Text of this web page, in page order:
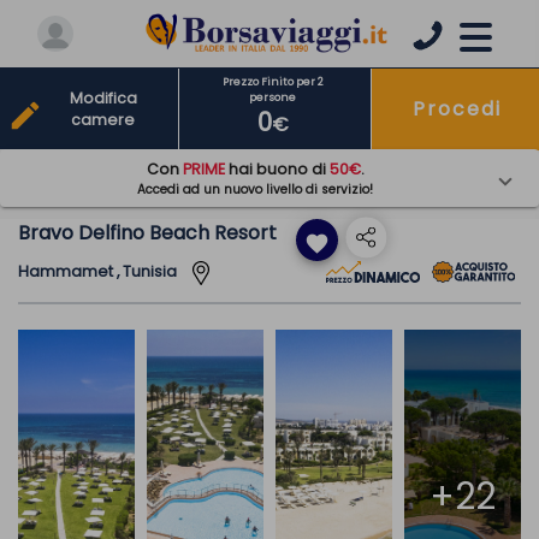
Bravo Delfino Beach Resort favorite
Hammamet , Tunisia
+22
Prezzo Finito per 2
persone
0€
Procedi
edit
Modifica
camere
ConPRIMEhai buono di50€.
Accedi ad un nuovo livello di servizio!